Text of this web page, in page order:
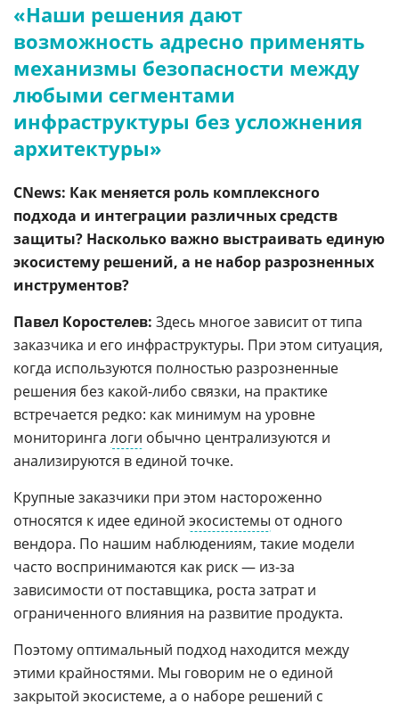
«Наши решения дают
возможность адресно применять
механизмы безопасности между
любыми сегментами
инфраструктуры без усложнения
архитектуры»
CNews: Как меняется роль комплексного
подхода и интеграции различных средств
защиты? Насколько важно выстраивать единую
экосистему решений, а не набор разрозненных
инструментов?
Павел Коростелев: Здесь многое зависит от типа
заказчика и его инфраструктуры. При этом ситуация,
когда используются полностью разрозненные
решения без какой-либо связки, на практике
встречается редко: как минимум на уровне
мониторинга логи обычно централизуются и
анализируются в единой точке.
Крупные заказчики при этом настороженно
относятся к идее единой экосистемы от одного
вендора. По нашим наблюдениям, такие модели
часто воспринимаются как риск — из-за
зависимости от поставщика, роста затрат и
ограниченного влияния на развитие продукта.
Поэтому оптимальный подход находится между
этими крайностями. Мы говорим не о единой
закрытой экосистеме, а о наборе решений с